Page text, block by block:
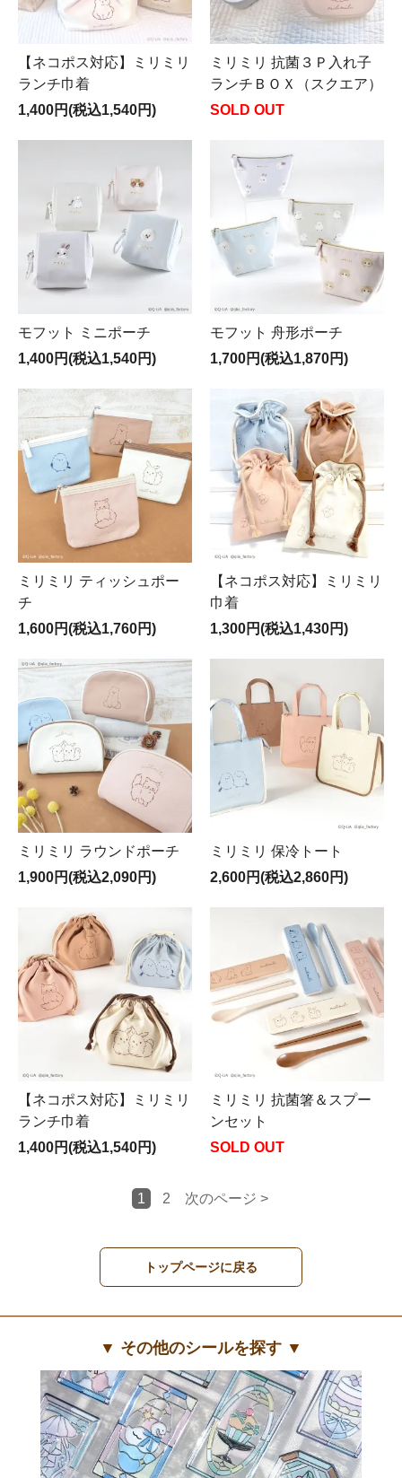
【ネコポス対応】ミリミリ
ランチ巾着
1,400円(税込1,540円)
ミリミリ 抗菌３Ｐ入れ子
ランチＢＯＸ（スクエア）
SOLD OUT
モフット ミニポーチ
1,400円(税込1,540円)
モフット 舟形ポーチ
1,700円(税込1,870円)
ミリミリ ティッシュポー
チ
1,600円(税込1,760円)
【ネコポス対応】ミリミリ
巾着
1,300円(税込1,430円)
ミリミリ ラウンドポーチ
1,900円(税込2,090円)
ミリミリ 保冷トート
2,600円(税込2,860円)
【ネコポス対応】ミリミリ
ランチ巾着
1,400円(税込1,540円)
ミリミリ 抗菌箸＆スプー
ンセット
SOLD OUT
1 2 次のページ >
トップページに戻る
▼ その他のシールを探す ▼